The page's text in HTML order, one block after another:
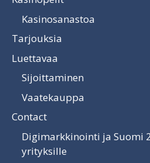
Kasinosanastoa
Tarjouksia
Luettavaa
Sijoittaminen
Vaatekauppa
Contact
Digimarkkinointi ja Suomi
yrityksille